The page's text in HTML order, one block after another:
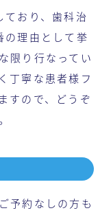
ており、歯科治
の理由として挙
限り行なってい
丁寧な患者様フ
すので、どうぞ
予約なしの方も